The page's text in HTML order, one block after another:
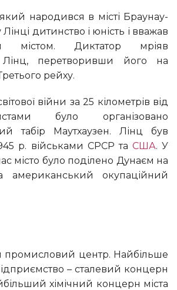
Лінці дитинство і юність і вважав
містом. Диктатор мріяв
Лінц, перетворивши його на
рейху.
було організовано
табір Маутхаузен. Лінц був
р. військами СРСР та США. У
місто було поділено Дунаєм на
американський окупаційний
– сталевий концерн
хімічний концерн міста